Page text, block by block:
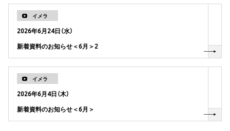
イメラ
2026年6月24日（水）
新着資料のお知らせ＜6月＞2
イメラ
2026年6月4日（木）
新着資料のお知らせ＜6月＞